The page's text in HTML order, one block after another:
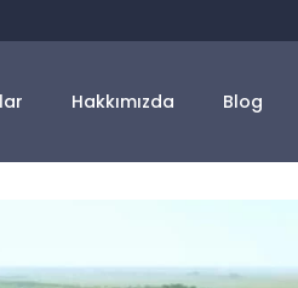
Hakkımızda Blog